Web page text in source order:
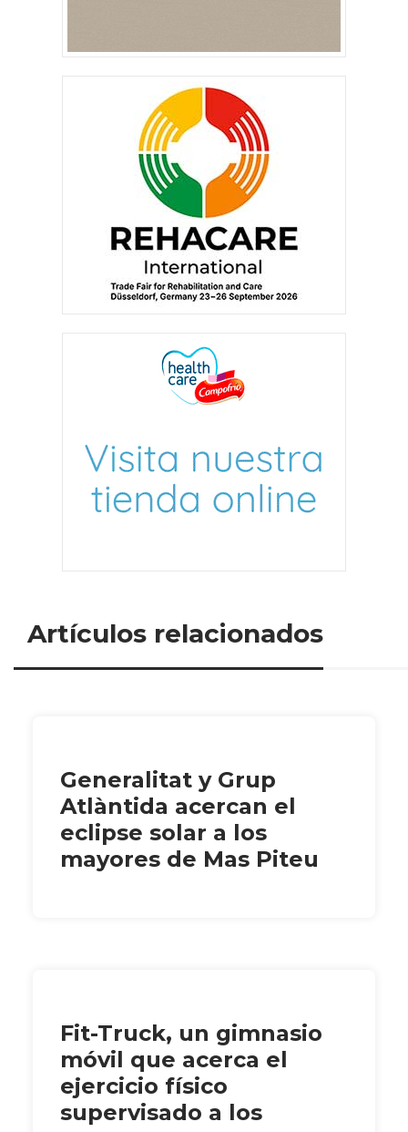
Artículos relacionados
Generalitat y Grup
Atlàntida acercan el
eclipse solar a los
mayores de Mas Piteu
Fit-Truck, un gimnasio
móvil que acerca el
ejercicio físico
supervisado a los